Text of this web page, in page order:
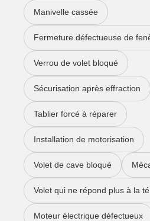
Manivelle cassée
Fermeture défectueuse de
Verrou de volet bloqué
Sécurisation après effraction
Tablier forcé à réparer
Installation de motorisation
Volet de cave bloqué
Volet qui ne répond plus à la
Moteur électrique défectueux